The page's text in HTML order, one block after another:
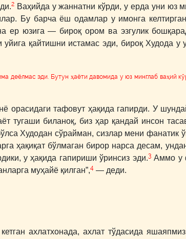
2 Ваҳийда у жаннатни кўрди, у ерда уни юз
Бу барча ёш одамлар у имонга
ер юзига ― бироқ ором ва эзгулик
уйига қайтишни истамас эди, бироқ Худода
деёлмас эди. Бутун ҳаёти давомида у юз минглаб ваҳий
орасидаги тафовут ҳақида гапирди. У
тугаши биланоқ, биз ҳар қандай инсон
Худодан сўрайман, сизлар мени фанатик
ҳақиқат бўлмаган бирор нарса десам,
у ҳақида гапириши ўринсиз эди.3Аммо у
муҳайё қилган”,4 ― деди.
ахлатхонада, ахлат тўдасида